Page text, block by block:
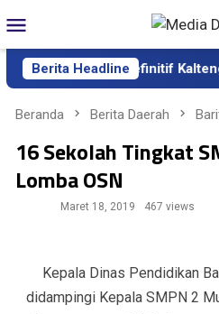
ke
kontenMobile
Berita Headline
Sekda Definitif Kalteng,
Beranda Berita Daerah
16 Sekolah Tingkat
Lomba OSN
Maret 18, 2019 467 views
Kepala Dinas Pendidikan
didampingi Kepala SMPN 2